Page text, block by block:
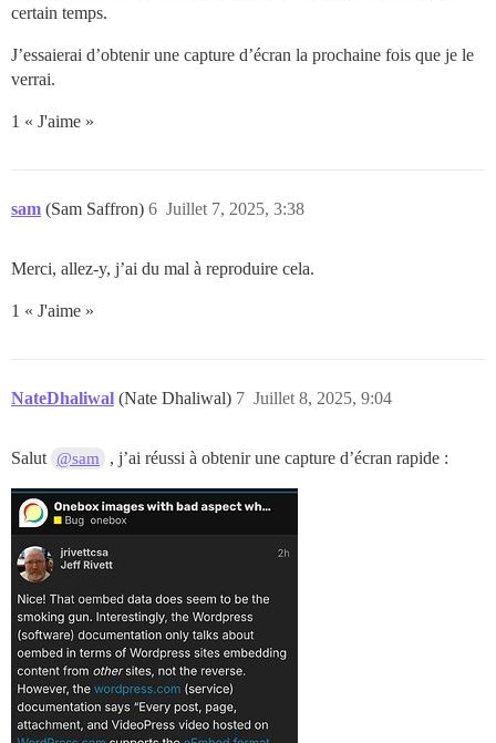
certain temps.
J’essaierai d’obtenir une capture d’écran la prochaine fois que je le
verrai.
1 « J'aime »
sam (Sam Saffron) Juillet 7, 2025, 3:38
6
Merci, allez-y, j’ai du mal à reproduire cela.
1 « J'aime »
NateDhaliwal (Nate Dhaliwal) Juillet 8, 2025, 9:04
7
Salut @sam , j’ai réussi à obtenir une capture d’écran rapide :